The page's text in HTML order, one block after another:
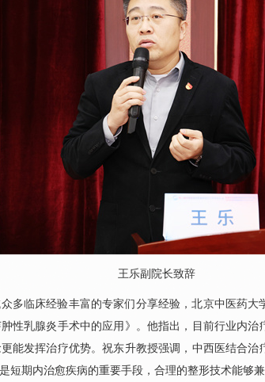
王乐副院长致辞
多临床经验丰富的专家们分享经验，北京中医药大
性乳腺炎手术中的应用》。他指出，目前行业内
能发挥治疗优势。祝东升教授强调，中西医结合治
短期内治愈疾病的重要手段，合理的整形技术能够